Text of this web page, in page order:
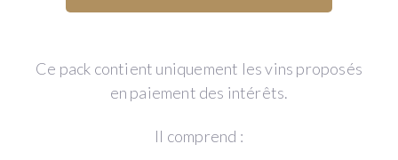
Ce pack contient uniquement les vins proposés
en paiement des intérêts.
Il comprend :